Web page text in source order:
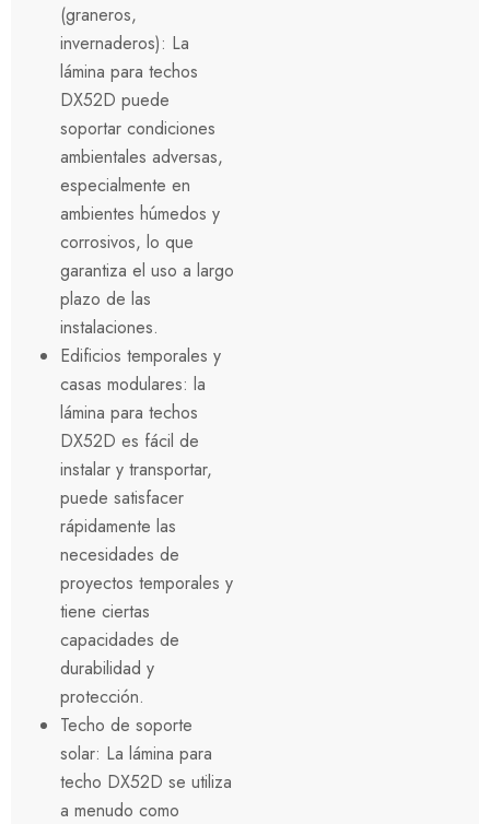
(graneros,
invernaderos): La
lámina para techos
DX52D puede
soportar condiciones
ambientales adversas,
especialmente en
ambientes húmedos y
corrosivos, lo que
garantiza el uso a largo
plazo de las
instalaciones.
Edificios temporales y
casas modulares: la
lámina para techos
DX52D es fácil de
instalar y transportar,
puede satisfacer
rápidamente las
necesidades de
proyectos temporales y
tiene ciertas
capacidades de
durabilidad y
protección.
Techo de soporte
solar: La lámina para
techo DX52D se utiliza
a menudo como